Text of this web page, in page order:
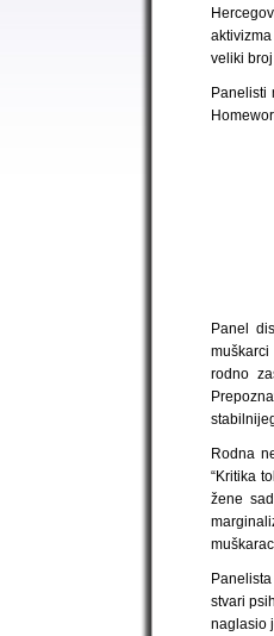
veliki
Panelisti
Panel
rodno
Rodna
“Kritika
žene
stvari
naglasio